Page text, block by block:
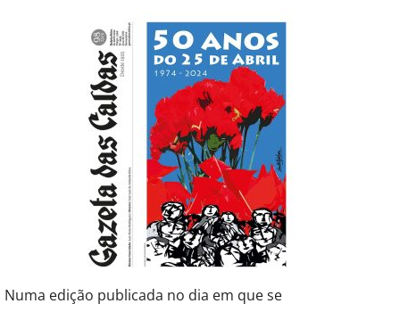
Numa edição publicada no dia em que se